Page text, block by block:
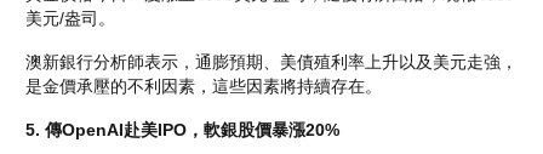
美元/盎司。
澳新銀行分析師表示，通膨預期、美債殖利率上升以及美元走強，
是金價承壓的不利因素，這些因素將持續存在。
5. 傳OpenAI赴美IPO，軟銀股價暴漲20%